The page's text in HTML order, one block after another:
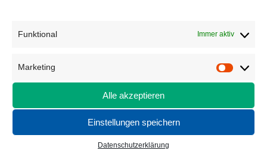
Funktional Immer aktiv
Marketing
Alle akzeptieren
Einstellungen speichern
Datenschutzerklärung
schulelternrat@goeschule.de